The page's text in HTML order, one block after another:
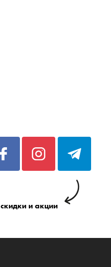
скидки и акции